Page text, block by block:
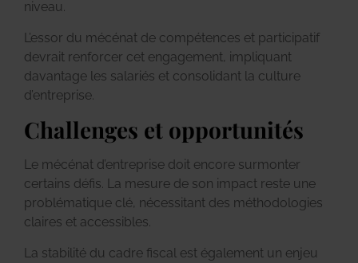
niveau.
L’essor du mécénat de compétences et participatif
devrait renforcer cet engagement, impliquant
davantage les salariés et consolidant la culture
d’entreprise.
Challenges et opportunités
Le mécénat d’entreprise doit encore surmonter
certains défis. La mesure de son impact reste une
problématique clé, nécessitant des méthodologies
claires et accessibles.
La stabilité du cadre fiscal est également un enjeu